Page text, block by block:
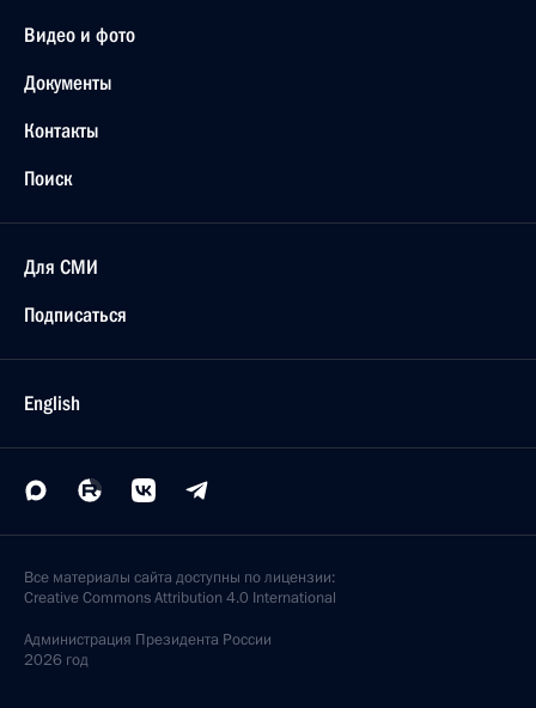
Видео и фото
Документы
Контакты
Поиск
Для СМИ
Подписаться
English
Все материалы сайта доступны по лицензии:
Creative Commons Attribution 4.0 International
Администрация Президента России
2026 год